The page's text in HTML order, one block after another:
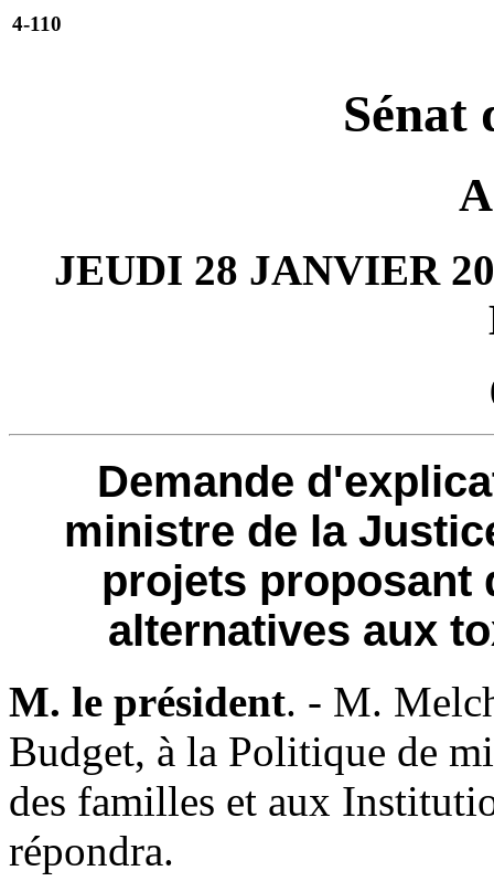
4-110
Sénat
JEUDI 28 JANVIER
Demande
ministre de la
projets proposant
alternatives aux
M. le président. - M.
Budget, à la Politique de
des familles et aux
répondra.